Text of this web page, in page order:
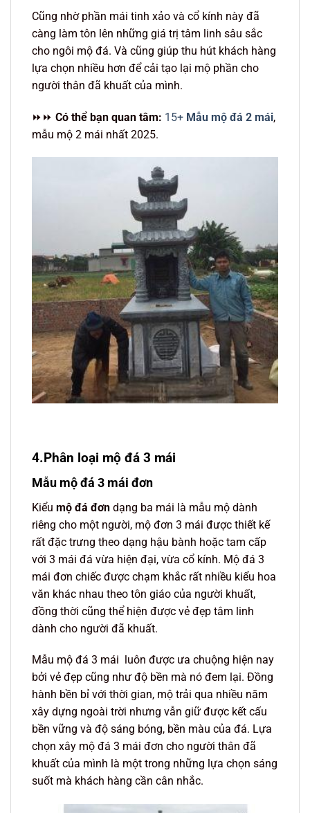
Cũng nhờ phần mái tinh xảo và cổ kính này đã
càng làm tôn lên những giá trị tâm linh sâu sắc
cho ngôi mộ đá. Và cũng giúp thu hút khách hàng
lựa chọn nhiều hơn để cải tạo lại mộ phần cho
người thân đã khuất của mình.
⏩⏩ Có thể bạn quan tâm: 15+ Mẫu mộ đá 2 mái,
mẫu mộ 2 mái nhất 2025.
4.Phân loại mộ đá 3 mái
Mẫu mộ đá 3 mái đơn
Kiểu mộ đá đơn dạng ba mái là mẫu mộ dành
riêng cho một người, mộ đơn 3 mái được thiết kế
rất đặc trưng theo dạng hậu bành hoặc tam cấp
với 3 mái đá vừa hiện đại, vừa cổ kính. Mộ đá 3
mái đơn chiếc được chạm khắc rất nhiều kiểu hoa
văn khác nhau theo tôn giáo của người khuất,
đồng thời cũng thể hiện được vẻ đẹp tâm linh
dành cho người đã khuất.
Mẫu mộ đá 3 mái luôn được ưa chuộng hiện nay
bởi vẻ đẹp cũng như độ bền mà nó đem lại. Đồng
hành bền bỉ với thời gian, mộ trải qua nhiều năm
xây dựng ngoài trời nhưng vẫn giữ được kết cấu
bền vững và độ sáng bóng, bền màu của đá. Lựa
chọn xây mộ đá 3 mái đơn cho người thân đã
khuất của mình là một trong những lựa chọn sáng
suốt mà khách hàng cần cân nhắc.